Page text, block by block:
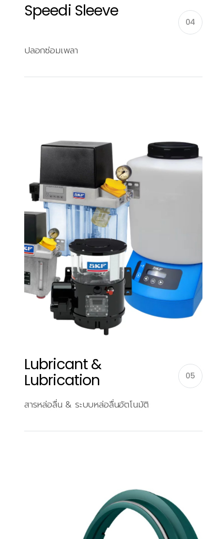
Speedi Sleeve
04
ปลอกซ่อมเพลา
Lubricant &
Lubrication 05
สารหล่อลื่น & ระบบหล่อลื่นอัตโนมัติ